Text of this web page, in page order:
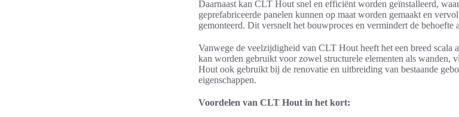
Daarnaast kan CLT Hout snel en efficiënt worden geïnstalleerd,
geprefabriceerde panelen kunnen op maat worden gemaakt en
gemonteerd. Dit versnelt het bouwproces en vermindert de behoefte
Vanwege de veelzijdigheid van CLT Hout heeft het een breed scala
kan worden gebruikt voor zowel structurele elementen als wanden,
Hout ook gebruikt bij de renovatie en uitbreiding van bestaande
eigenschappen.
Voordelen van CLT Hout in het kort: